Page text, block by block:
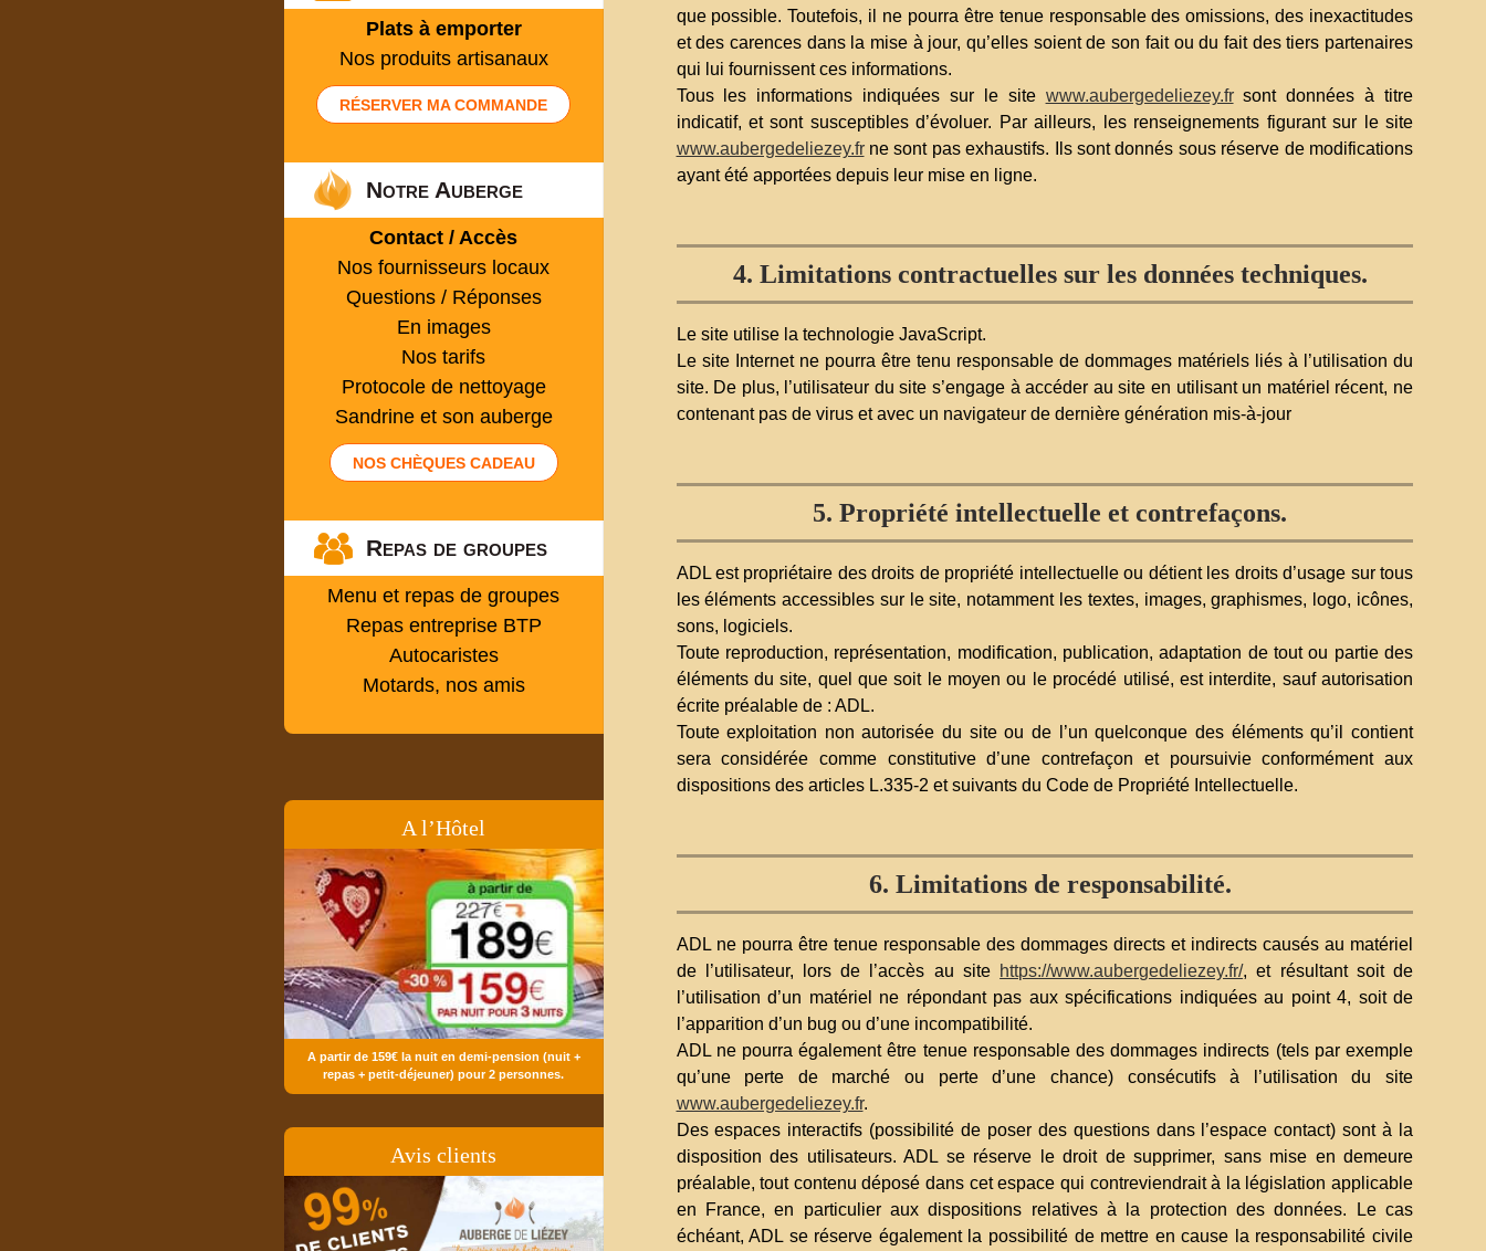
Plats à emporter
Nos produits artisanaux
RÉSERVER MA COMMANDE
Notre Auberge
Contact / Accès
Nos fournisseurs locaux
Questions / Réponses
En images
Nos tarifs
Protocole de nettoyage
Sandrine et son auberge
NOS CHÈQUES CADEAU
Repas de groupes
Menu et repas de groupes
Repas entreprise BTP
Autocaristes
Motards, nos amis
A l’Hôtel
A partir de 159€ la nuit en demi-pension (nuit +
repas + petit-déjeuner) pour 2 personnes.
Avis clients
que possible. Toutefois, il ne pourra être tenue responsable des omissions, des inexactitudes
et des carences dans la mise à jour, qu’elles soient de son fait ou du fait des tiers partenaires
qui lui fournissent ces informations.
Tous les informations indiquées sur le site www.aubergedeliezey.frsont données à titre
indicatif, et sont susceptibles d’évoluer. Par ailleurs, les renseignements figurant sur le site
www.aubergedeliezey.frne sont pas exhaustifs. Ils sont donnés sous réserve de modifications
ayant été apportées depuis leur mise en ligne.
4. Limitations contractuelles sur les données techniques.
Le site utilise la technologie JavaScript.
Le site Internet ne pourra être tenu responsable de dommages matériels liés à l’utilisation du
site. De plus, l’utilisateur du site s’engage à accéder au site en utilisant un matériel récent, ne
contenant pas de virus et avec un navigateur de dernière génération mis-à-jour
5. Propriété intellectuelle et contrefaçons.
ADL est propriétaire des droits de propriété intellectuelle ou détient les droits d’usage sur tous
les éléments accessibles sur le site, notamment les textes, images, graphismes, logo, icônes,
sons, logiciels.
Toute reproduction, représentation, modification, publication, adaptation de tout ou partie des
éléments du site, quel que soit le moyen ou le procédé utilisé, est interdite, sauf autorisation
écrite préalable de : ADL.
Toute exploitation non autorisée du site ou de l’un quelconque des éléments qu’il contient
sera considérée comme constitutive d’une contrefaçon et poursuivie conformément aux
dispositions des articles L.335-2 et suivants du Code de Propriété Intellectuelle.
6. Limitations de responsabilité.
ADL ne pourra être tenue responsable des dommages directs et indirects causés au matériel
de l’utilisateur, lors de l’accès au site https://www.aubergedeliezey.fr/, et résultant soit de
l’utilisation d’un matériel ne répondant pas aux spécifications indiquées au point 4, soit de
l’apparition d’un bug ou d’une incompatibilité.
ADL ne pourra également être tenue responsable des dommages indirects (tels par exemple
qu’une perte de marché ou perte d’une chance) consécutifs à l’utilisation du site
www.aubergedeliezey.fr.
Des espaces interactifs (possibilité de poser des questions dans l’espace contact) sont à la
disposition des utilisateurs. ADL se réserve le droit de supprimer, sans mise en demeure
préalable, tout contenu déposé dans cet espace qui contreviendrait à la législation applicable
en France, en particulier aux dispositions relatives à la protection des données. Le cas
échéant, ADL se réserve également la possibilité de mettre en cause la responsabilité civile